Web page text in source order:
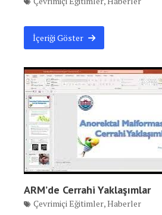
İçeriği Göster
ARM’de Cerrahi Yaklaşımlar
Çevrimiçi Eğitimler,Haberler